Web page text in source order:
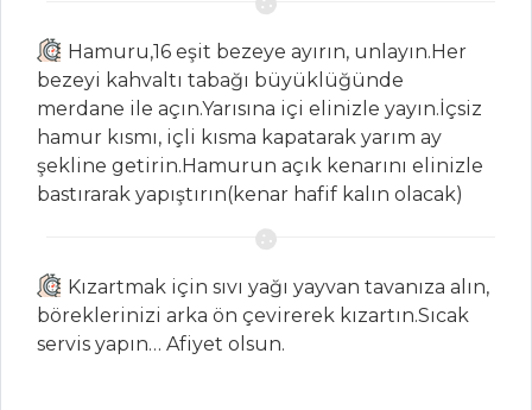
Balık Yemekleri
Tüm Tarifleri
ET YEMEKLERI
FIRINDA
BİBERİYELİ,
PATATESLİ KUZU
BUDU
Hamuru,16 eşit bezeye ayırın, unlayın.Her
bezeyi kahvaltı tabağı büyüklüğünde
merdane ile açın.Yarısına içi elinizle yayın.İçsiz
hamur kısmı, içli kısma kapatarak yarım ay
şekline getirin.Hamurun açık kenarını elinizle
bastırarak yapıştırın(kenar hafif kalın olacak)
Kızartmak için sıvı yağı yayvan tavanıza alın,
böreklerinizi arka ön çevirerek kızartın.Sıcak
servis yapın… Afiyet olsun.